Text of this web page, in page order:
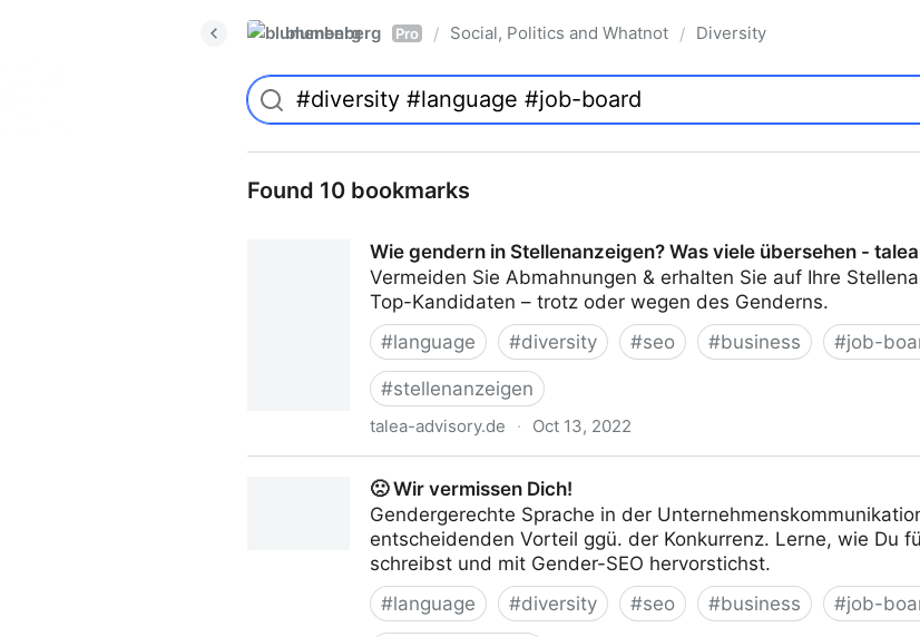
blumenberg Pro / Social, Politics and Whatnot / Diversity
Found 10 bookmarks
Wie gendern in Stellenanzeigen? Was viele übersehen -
Vermeiden Sie Abmahnungen & erhalten Sie auf Ihre
Top-Kandidaten – trotz oder wegen des Genderns.
#language #diversity #seo #business #job-
#stellenanzeigen
talea-advisory.de · Oct 13, 2022
🙁 Wir vermissen Dich!
Gendergerechte Sprache in der
entscheidenden Vorteil ggü. der Konkurrenz. Lerne, wie Du
schreibst und mit Gender-SEO hervorstichst.
#language #diversity #seo #business #job-